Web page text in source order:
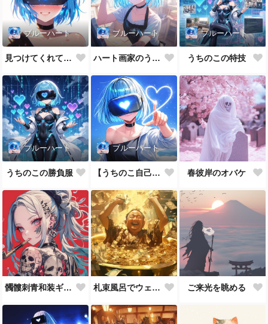
ブルーハート
見つけてくれてありがとう
ブルーハート
ハート画家のうちのこ
ブルーハート
うちのこの特技
ブルーハート
うちのこの勝負服
ブルーハート
【うちのこ自己紹介】ブルーハート 春彼岸のオバケ
髑髏刺青和装ギャル 札束風呂でウェーイww ご来光を眺める